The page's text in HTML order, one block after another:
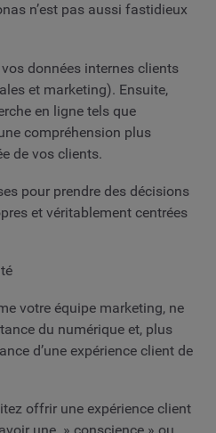
n’est pas aussi fastidieux
données internes clients
et marketing). Ensuite,
en ligne tels que
compréhension plus
de vos clients.
pour prendre des décisions
et véritablement centrées
votre équipe marketing, ne
du numérique et, plus
d’une expérience client de
offrir une expérience client